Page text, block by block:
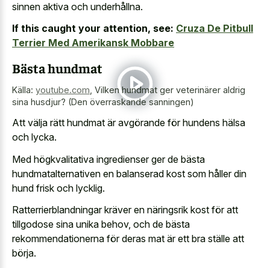
sinnen aktiva och underhållna.
If this caught your attention, see: Cruza De Pitbull
Terrier Med Amerikansk Mobbare
Bästa hundmat
Källa: youtube.com Vilken hundmat ger veterinärer aldrig
sina husdjur? (Den överraskande sanningen)
Att välja rätt hundmat är avgörande för hundens hälsa
och lycka.
Med högkvalitativa ingredienser ger de bästa
hundmatalternativen en balanserad kost som håller din
hund frisk och lycklig.
Ratterrierblandningar kräver en näringsrik kost för att
tillgodose sina unika behov, och de bästa
rekommendationerna för deras mat är ett bra ställe att
börja.